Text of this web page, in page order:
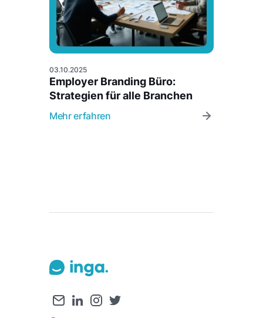
03.10.2025
Employer Branding Büro:
Strategien für alle Branchen
Mehr erfahren